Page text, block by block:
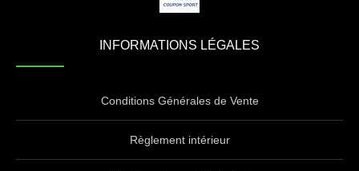
INFORMATIONS LÉGALES
Conditions Générales de Vente
Règlement intérieur